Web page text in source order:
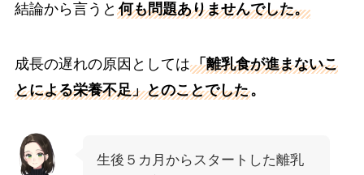
結論から言うと 何も問題ありませんでした。
成長の遅れの原因としては「離乳食が進まないこ
とによる栄養不足」とのことでした。
生後５カ月からスタートした離乳